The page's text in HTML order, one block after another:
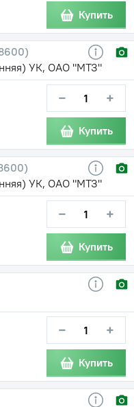
Купить
УК, ОАО "МТЗ"
− +
Купить
УК, ОАО "МТЗ"
− +
Купить
− +
Купить